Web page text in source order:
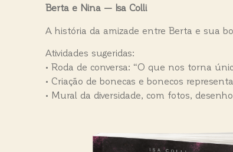
Berta e Nina — Isa Colli
A história da amizade entre Berta e sua
Atividades sugeridas:
• Roda de conversa: “O que nos torna
• Criação de bonecas e bonecos
• Mural da diversidade, com fotos,